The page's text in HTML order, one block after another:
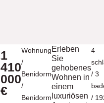
1
410
000
€
Wohnung
/
Benidorm
/
Benidorm
Erleben
Sie
gehobenes
Wohnen in
einem
luxuriösen
4
/ 3
/